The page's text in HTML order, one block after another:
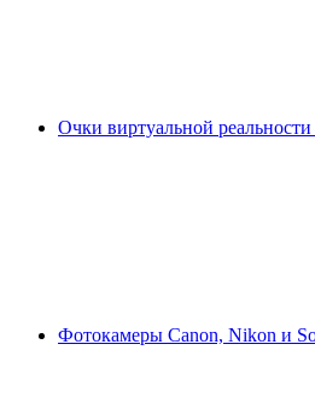
Очки виртуальной
Фотокамеры Canon, Nikon и